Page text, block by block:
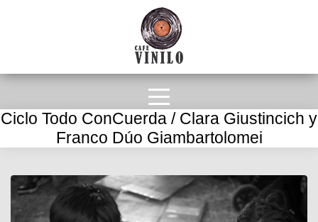
Ciclo Todo ConCuerda / Clara Giustincich y
Franco Dúo Giambartolomei